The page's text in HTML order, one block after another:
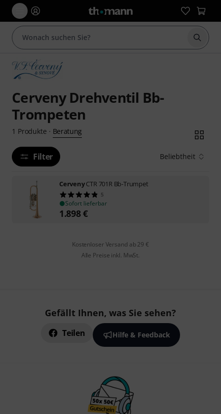
Suche
Cerveny Drehventil Bb-
Trompeten
1 Produkte · Beratung
Filter Beliebtheit
CervenyCTR 701R Bb-Trumpet
5
Sofort lieferbar
1.898€
Kostenloser Versand ab 29 €
Alle Preise inkl. MwSt.
Gefällt Ihnen, was Sie sehen?
Teilen Hilfe & Feedback